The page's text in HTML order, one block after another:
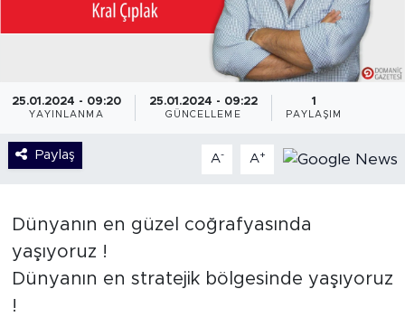
25.01.2024 - 09:20
YAYINLANMA
25.01.2024 - 09:22
GÜNCELLEME
1
PAYLAŞIM
Paylaş A- A+
Dünyanın en güzel coğrafyasında
yaşıyoruz !
Dünyanın en stratejik bölgesinde yaşıyoruz
!